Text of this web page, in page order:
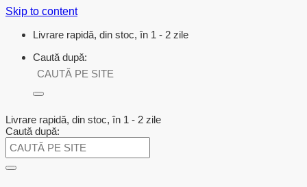
Skip to content
Livrare rapidă, din stoc, în 1 - 2 zile
Caută după:
Livrare rapidă, din stoc, în 1 - 2 zile
Caută după: